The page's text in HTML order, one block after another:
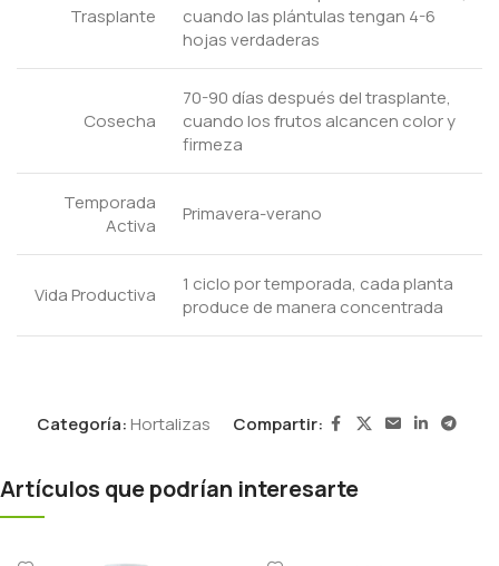
Trasplante
cuando las plántulas tengan 4-6
hojas verdaderas
Cosecha
70-90 días después del trasplante,
cuando los frutos alcancen color y
firmeza
Temporada
Activa
Primavera-verano
Vida Productiva
1 ciclo por temporada, cada planta
produce de manera concentrada
Categoría:Hortalizas Compartir:
Artículos que podrían interesarte